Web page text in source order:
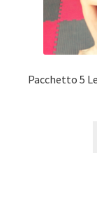
Pacchetto 5